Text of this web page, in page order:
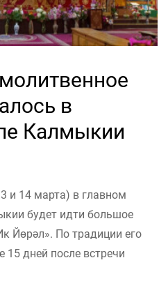
в
Калмыкии
и 14 марта) в главном
будет идти большое
Йөрәл». По традиции его
15 дней после встречи